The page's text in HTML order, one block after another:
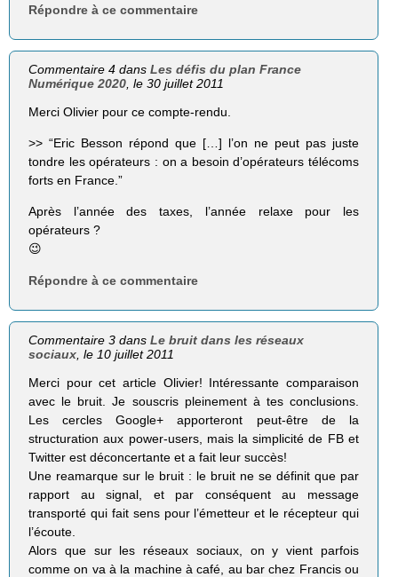
Répondre à ce commentaire
Commentaire 4 dansLes défis du plan France
Numérique 2020, le 30 juillet 2011
Merci Olivier pour ce compte-rendu.
>> “Eric Besson répond que […] l’on ne peut pas juste
tondre les opérateurs : on a besoin d’opérateurs télécoms
forts en France.”
Après l’année des taxes, l’année relaxe pour les
opérateurs ?
😉
Répondre à ce commentaire
Commentaire 3 dansLe bruit dans les réseaux
sociaux , le 10 juillet 2011
Merci pour cet article Olivier! Intéressante comparaison
avec le bruit. Je souscris pleinement à tes conclusions.
Les cercles Google+ apporteront peut-être de la
structuration aux power-users, mais la simplicité de FB et
Twitter est déconcertante et a fait leur succès!
Une reamarque sur le bruit : le bruit ne se définit que par
rapport au signal, et par conséquent au message
transporté qui fait sens pour l’émetteur et le récepteur qui
l’écoute.
Alors que sur les réseaux sociaux, on y vient parfois
comme on va à la machine à café, au bar chez Francis ou